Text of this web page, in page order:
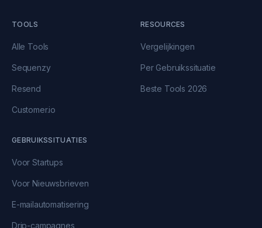
TOOLS
Alle Tools
Sequenzy
Resend
Customer.io
RESOURCES
Vergelijkingen
Per Gebruikssituatie
Beste Tools 2026
GEBRUIKSSITUATIES
Voor Startups
Voor Nieuwsbrieven
E-mailautomatisering
Drip-campagnes